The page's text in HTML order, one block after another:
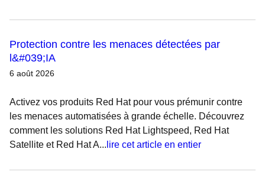
Protection contre les menaces détectées par
l&#039;IA
6 août 2026
Activez vos produits Red Hat pour vous prémunir contre
les menaces automatisées à grande échelle. Découvrez
comment les solutions Red Hat Lightspeed, Red Hat
Satellite et Red Hat A... lire cet article en entier